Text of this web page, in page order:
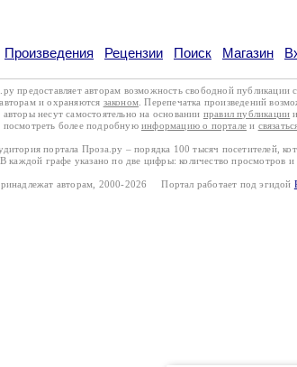
Произведения Рецензии Поиск Магазин
предоставляет авторам возможность свободной
и охраняются законом . Перепечатка произведений
авторы несут самостоятельно на основании правил публикации и
посмотреть более подробную информацию о портале и
портала Проза.ру – порядка 100 тысяч посетителей,
каждой графе указано по две цифры: количество просмотров и
авторам, 2000-2026 Портал работает под эгидой